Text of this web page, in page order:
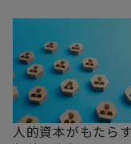
人的資本がもたら